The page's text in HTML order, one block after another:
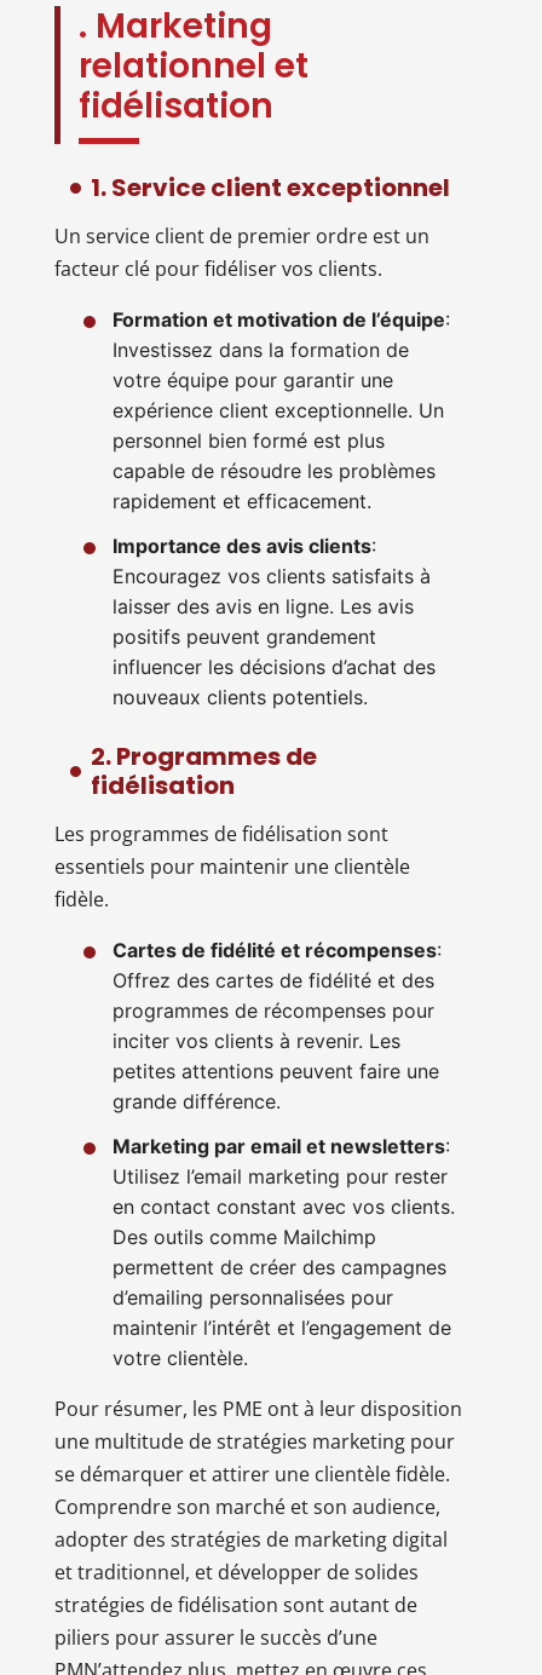
. Marketing
relationnel et
fidélisation
1. Service client exceptionnel
Un service client de premier ordre est un
facteur clé pour fidéliser vos clients.
Formation et motivation de l’équipe:
Investissez dans la formation de
votre équipe pour garantir une
expérience client exceptionnelle. Un
personnel bien formé est plus
capable de résoudre les problèmes
rapidement et efficacement.
Importance des avis clients:
Encouragez vos clients satisfaits à
laisser des avis en ligne. Les avis
positifs peuvent grandement
influencer les décisions d’achat des
nouveaux clients potentiels.
2. Programmes de
fidélisation
Les programmes de fidélisation sont
essentiels pour maintenir une clientèle
fidèle.
Cartes de fidélité et récompenses:
Offrez des cartes de fidélité et des
programmes de récompenses pour
inciter vos clients à revenir. Les
petites attentions peuvent faire une
grande différence.
Marketing par email et newsletters:
Utilisez l’email marketing pour rester
en contact constant avec vos clients.
Des outils comme Mailchimp
permettent de créer des campagnes
d’emailing personnalisées pour
maintenir l’intérêt et l’engagement de
votre clientèle.
Pour résumer, les PME ont à leur disposition
une multitude de stratégies marketing pour
se démarquer et attirer une clientèle fidèle.
Comprendre son marché et son audience,
adopter des stratégies de marketing digital
et traditionnel, et développer de solides
stratégies de fidélisation sont autant de
piliers pour assurer le succès d’une